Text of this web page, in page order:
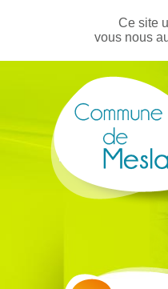
Ce site
vous nous